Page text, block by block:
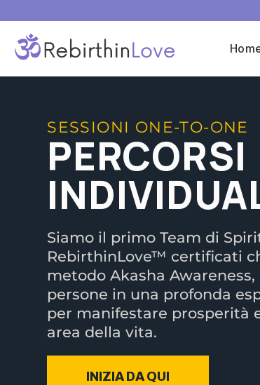
SESSIONI ONE-TO-ONE
PERCORSI
Siamo il primo Team di
RebirthinLove™ certificati
metodo Akasha
persone in una profonda
per manifestare prosperità
area della vita.
INIZIA DA QUI